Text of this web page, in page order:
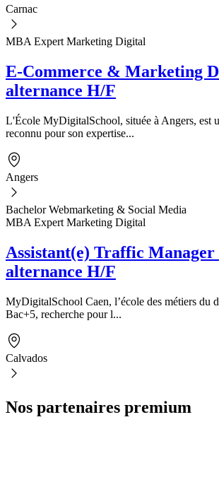
Carnac
MBA Expert Marketing Digital
E-Commerce & Marketing
alternance H/F
L'École MyDigitalSchool, située à Angers, est
reconnu pour son expertise...
Angers
Bachelor Webmarketing & Social Media
MBA Expert Marketing Digital
Assistant(e) Traffic Manager
alternance H/F
MyDigitalSchool Caen, l’école des métiers du
Bac+5, recherche pour l...
Calvados
Nos partenaires premium